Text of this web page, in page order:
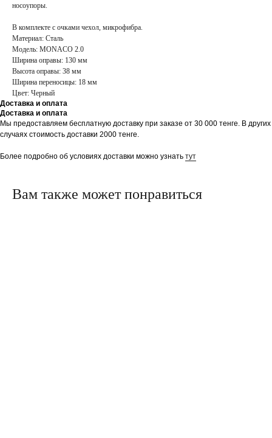
носоупоры.
В комплекте с очками чехол, микрофибра.
Материал: Сталь
Модель: MONACO 2.0
Ширина оправы: 130 мм
Высота оправы: 38 мм
Ширина переносицы: 18 мм
Цвет: Черный
Доставка и оплата
Доставка и оплата
Мы предоставляем бесплатную доставку при заказе от 30 000 тенге. В других
случаях стоимость доставки 2000 тенге.
Более подробно об условиях доставки можно узнать тут
Вам также может понравиться
ПОКУПАТЕЛЯМ МАГАЗИН
Доставка
Возврат и обмен
Блог